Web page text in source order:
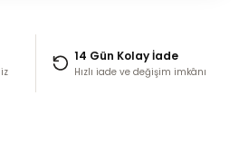
14 Gün Kolay İade
Hızlı iade ve değişim imkânı